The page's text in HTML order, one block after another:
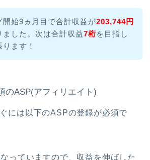
開始9ヵ月目で合計収益が203,744円
ました。次は合計収益7桁を目指し
ます！
のASP(アフィリエイト)
には以下のASPの登録が必須で
っていますので、収益を伸ばした